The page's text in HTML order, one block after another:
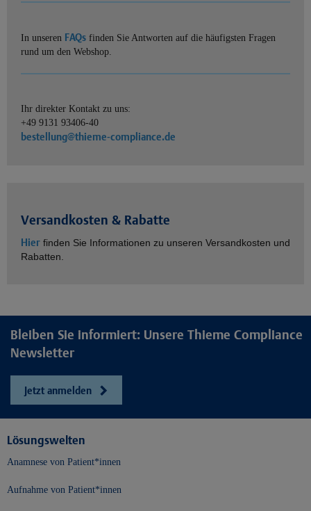
In unseren FAQs finden Sie Antworten auf die häufigsten Fragen
rund um den Webshop.
Ihr direkter Kontakt zu uns:
+49 9131 93406-40
bestellung@thieme-compliance.de
Versandkosten & Rabatte
Hier finden Sie Informationen zu unseren Versandkosten und
Rabatten.
Bleiben Sie informiert: Unsere Thieme Compliance
Newsletter
Jetzt anmelden
Lösungswelten
Anamnese von Patient*innen
Aufnahme von Patient*innen